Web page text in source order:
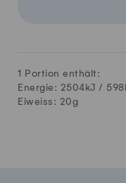
1 Portion enthält:
Energie: 2504kJ / 598
Eiweiss: 20g